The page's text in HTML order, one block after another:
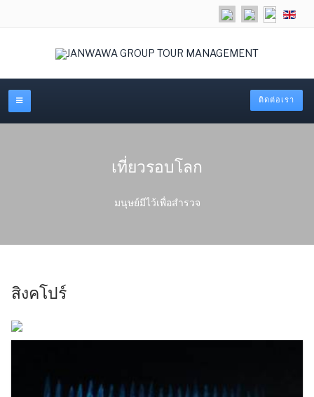
เลือกภา
ติดต่อเรา
เที่ยวรอบโลก
มนุษย์มีไว้เพื่อสำรวจ
สิงคโปร์